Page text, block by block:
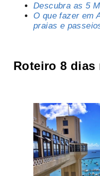
Descubra as 5
O que fazer em
praias e
Roteiro 8 dias